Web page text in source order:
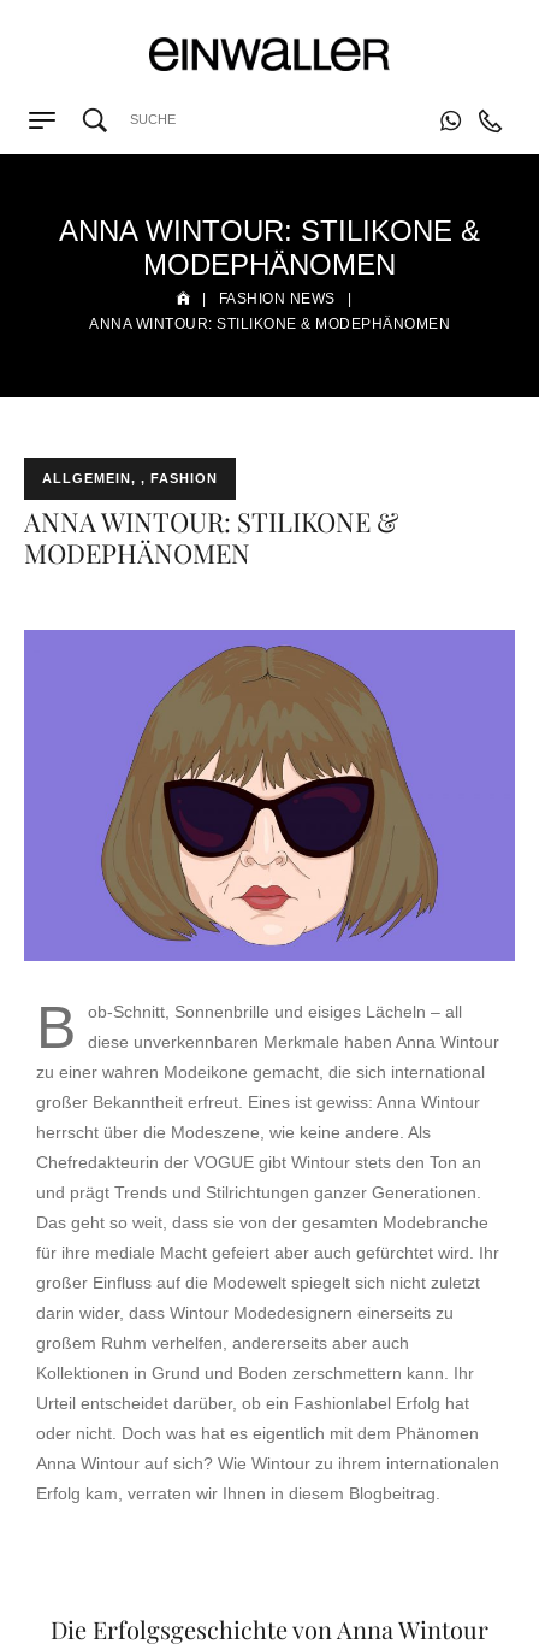
ANNA WINTOUR: STILIKONE &
MODEPHÄNOMEN
| FASHION NEWS
|
ANNA WINTOUR: STILIKONE & MODEPHÄNOMEN
ALLGEMEIN , FASHION
ANNA WINTOUR: STILIKONE &
MODEPHÄNOMEN
B
ob-Schnitt, Sonnenbrille und eisiges Lächeln – all
diese unverkennbaren Merkmale haben Anna Wintour
zu einer wahren Modeikone gemacht, die sich international
großer Bekanntheit erfreut. Eines ist gewiss: Anna Wintour
herrscht über die Modeszene, wie keine andere. Als
Chefredakteurin der VOGUE gibt Wintour stets den Ton an
und prägt Trends und Stilrichtungen ganzer Generationen.
Das geht so weit, dass sie von der gesamten Modebranche
für ihre mediale Macht gefeiert aber auch gefürchtet wird. Ihr
großer Einfluss auf die Modewelt spiegelt sich nicht zuletzt
darin wider, dass Wintour Modedesignern einerseits zu
großem Ruhm verhelfen, andererseits aber auch
Kollektionen in Grund und Boden zerschmettern kann. Ihr
Urteil entscheidet darüber, ob ein Fashionlabel Erfolg hat
oder nicht. Doch was hat es eigentlich mit dem Phänomen
Anna Wintour auf sich? Wie Wintour zu ihrem internationalen
Erfolg kam, verraten wir Ihnen in diesem Blogbeitrag.
Die Erfolgsgeschichte von Anna Wintour